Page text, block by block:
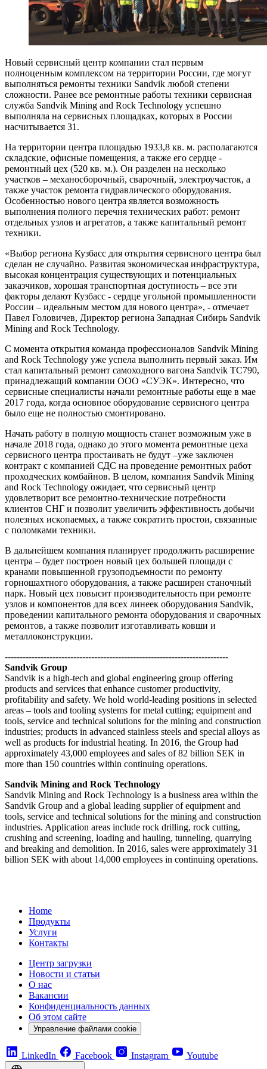
Новый сервисный центр компании стал первым
полноценным комплексом на территории России, где могут
выполняться ремонты техники Sandvik любой степени
сложности. Ранее все ремонтные работы техники сервисная
служба Sandvik Mining and Rock Technology успешно
выполняла на сервисных площадках, которых в России
насчитывается 31.
На территории центра площадью 1933,8 кв. м. располагаются
складские, офисные помещения, а также его сердце -
ремонтный цех (520 кв. м.). Он разделен на несколько
участков – механосборочный, сварочный, электроучасток, а
также участок ремонта гидравлического оборудования.
Особенностью нового центра является возможность
выполнения полного перечня технических работ: ремонт
отдельных узлов и агрегатов, а также капитальный ремонт
техники.
«Выбор региона Кузбасс для открытия сервисного центра был
сделан не случайно. Развитая экономическая инфраструктура,
высокая концентрация существующих и потенциальных
заказчиков, хорошая транспортная доступность – все эти
факторы делают Кузбасс - сердце угольной промышленности
России – идеальным местом для нового центра», - отмечает
Павел Головичев, Директор региона Западная Сибирь Sandvik
Mining and Rock Technology.
С момента открытия команда профессионалов Sandvik Mining
and Rock Technology уже успела выполнить первый заказ. Им
стал капитальный ремонт самоходного вагона Sandvik ТС790,
принадлежащий компании ООО «СУЭК». Интересно, что
сервисные специалисты начали ремонтные работы еще в мае
2017 года, когда основное оборудование сервисного центра
было еще не полностью смонтировано.
Начать работу в полную мощность станет возможным уже в
начале 2018 года, однако до этого момента ремонтные цеха
сервисного центра простаивать не будут –уже заключен
контракт с компанией СДС на проведение ремонтных работ
проходческих комбайнов. В целом, компания Sandvik Mining
and Rock Technology ожидает, что сервисный центр
удовлетворит все ремонтно-технические потребности
клиентов СНГ и позволит увеличить эффективность добычи
полезных ископаемых, а также сократить простои, связанные
с поломками техники.
В дальнейшем компания планирует продолжить расширение
центра – будет построен новый цех большей площади с
кранами повышенной грузоподъемности по ремонту
горношахтного оборудования, а также расширен станочный
парк. Новый цех повысит производительность при ремонте
узлов и компонентов для всех линеек оборудования Sandvik,
проведении капитального ремонта оборудования и сварочных
ремонтов, а также позволит изготавливать ковши и
металлоконструкции.
---------------------------------------------------------------------------
Sandvik Group
Sandvik is a high-tech and global engineering group offering
products and services that enhance customer productivity,
profitability and safety. We hold world-leading positions in selected
areas – tools and tooling systems for metal cutting; equipment and
tools, service and technical solutions for the mining and construction
industries; products in advanced stainless steels and special alloys as
well as products for industrial heating. In 2016, the Group had
approximately 43,000 employees and sales of 82 billion SEK in
more than 150 countries within continuing operations.
Sandvik Mining and Rock Technology
Sandvik Mining and Rock Technology is a business area within the
Sandvik Group and a global leading supplier of equipment and
tools, service and technical solutions for the mining and construction
industries. Application areas include rock drilling, rock cutting,
crushing and screening, loading and hauling, tunneling, quarrying
and breaking and demolition. In 2016, sales were approximately 31
billion SEK with about 14,000 employees in continuing operations.
Home
Продукты
Услуги
Контакты
Центр загрузки
Новости и статьи
О нас
Вакансии
Конфиденциальность данных
Об этом сайте
Управление файлами cookie
LinkedIn Facebook Instagram Youtube